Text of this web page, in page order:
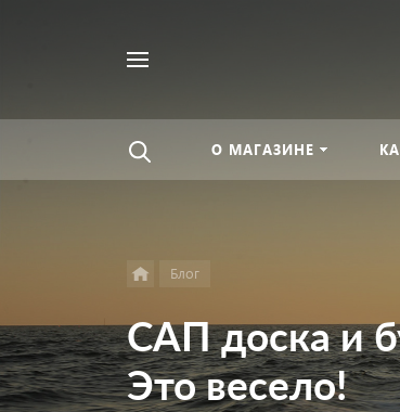
О МАГАЗИНЕ
Блог
САП доска и
Это весело!